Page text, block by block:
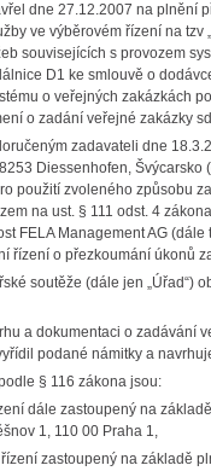
dne 27.12.2007 na plnění
ve výběrovém řízení na
souvisejících s provozem
D1 ke smlouvě o
o veřejných zakázkách
o zadání veřejné zakázky
zadavateli dne
Diessenhofen, Švýcarsko
použití zvoleného způsobu
na ust. § 111 odst. 4
FELA Management AG
řízení o přezkoumání úkonů
soutěže (dále jen „Úřad“)
a dokumentaci o zadávání
podané námitky a
§ 116 zákona jsou:
dále zastoupený na
1, 110 00 Praha 1,
zastoupený na základě